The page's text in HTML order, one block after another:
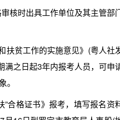
核时出具工作单位及其主管部
贫工作的实施意见》(粤人社
满之日起3年内报考人员，可申
。
合格证书》报考，填写报名资